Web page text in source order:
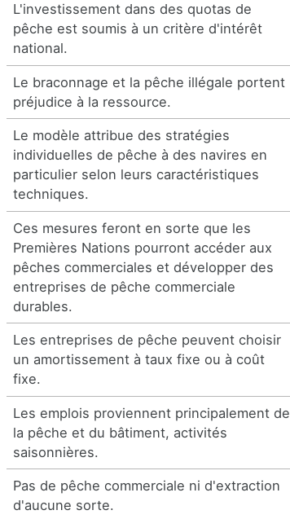
L'investissement dans des quotas de
pêche est soumis à un critère d'intérêt
national.
Le braconnage et la pêche illégale portent
préjudice à la ressource.
Le modèle attribue des stratégies
individuelles de pêche à des navires en
particulier selon leurs caractéristiques
techniques.
Ces mesures feront en sorte que les
Premières Nations pourront accéder aux
pêches commerciales et développer des
entreprises de pêche commerciale
durables.
Les entreprises de pêche peuvent choisir
un amortissement à taux fixe ou à coût
fixe.
Les emplois proviennent principalement de
la pêche et du bâtiment, activités
saisonnières.
Pas de pêche commerciale ni d'extraction
d'aucune sorte.